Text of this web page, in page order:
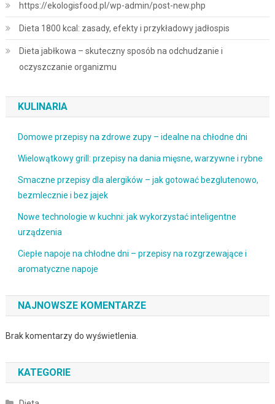
https://ekologisfood.pl/wp-admin/post-new.php
Dieta 1800 kcal: zasady, efekty i przykładowy jadłospis
Dieta jabłkowa – skuteczny sposób na odchudzanie i
oczyszczanie organizmu
KULINARIA
Domowe przepisy na zdrowe zupy – idealne na chłodne dni
Wielowątkowy grill: przepisy na dania mięsne, warzywne i rybne
Smaczne przepisy dla alergików – jak gotować bezglutenowo,
bezmlecznie i bez jajek
Nowe technologie w kuchni: jak wykorzystać inteligentne
urządzenia
Ciepłe napoje na chłodne dni – przepisy na rozgrzewające i
aromatyczne napoje
NAJNOWSZE KOMENTARZE
Brak komentarzy do wyświetlenia.
KATEGORIE